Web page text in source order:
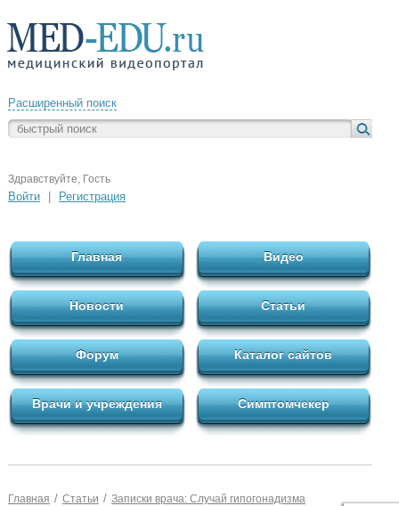
Расширенный поиск
Здравствуйте, Гость
Войти Регистрация
Главная Видео
Новости Статьи
Форум Каталог сайтов
Врачи и учреждения Симптомчекер
Главная / Статьи / Записки врача: Случай гипогонадизма